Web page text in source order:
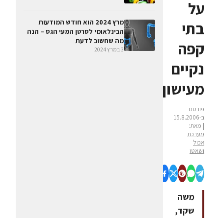
על
בתי
קפה
נקיים
מעישון
פורסם
ב-15.8.2006
| מאת:
מערכת
אכול
ושאטו
משה
שקד,
מרץ 2024 הוא חודש המודעות
הבינלאומי לסרטן המעי הגס – הנה
מה שחשוב לדעת
3 במרץ 2024